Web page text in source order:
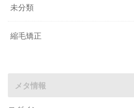
未分類
縮毛矯正
メタ情報